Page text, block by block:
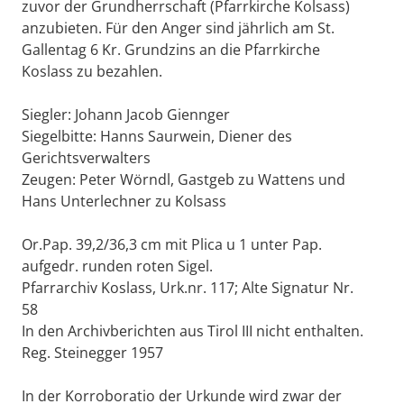
zuvor der Grundherrschaft (Pfarrkirche Kolsass)
anzubieten. Für den Anger sind jährlich am St.
Gallentag 6 Kr. Grundzins an die Pfarrkirche
Koslass zu bezahlen.
Siegler: Johann Jacob Giennger
Siegelbitte: Hanns Saurwein, Diener des
Gerichtsverwalters
Zeugen: Peter Wörndl, Gastgeb zu Wattens und
Hans Unterlechner zu Kolsass
Or.Pap. 39,2/36,3 cm mit Plica u 1 unter Pap.
aufgedr. runden roten Sigel.
Pfarrarchiv Koslass, Urk.nr. 117; Alte Signatur Nr.
58
In den Archivberichten aus Tirol III nicht enthalten.
Reg. Steinegger 1957
In der Korroboratio der Urkunde wird zwar der